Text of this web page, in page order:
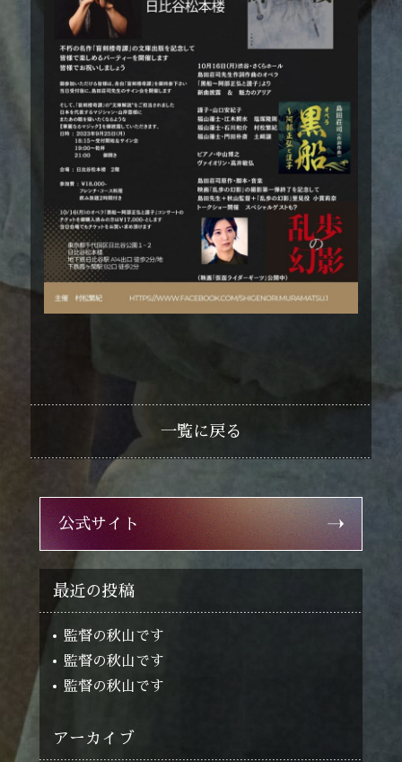
協賛 sponsorship
一覧に戻る
公式サイト
最近の投稿
監督の秋山です
監督の秋山です
監督の秋山です
アーカイブ